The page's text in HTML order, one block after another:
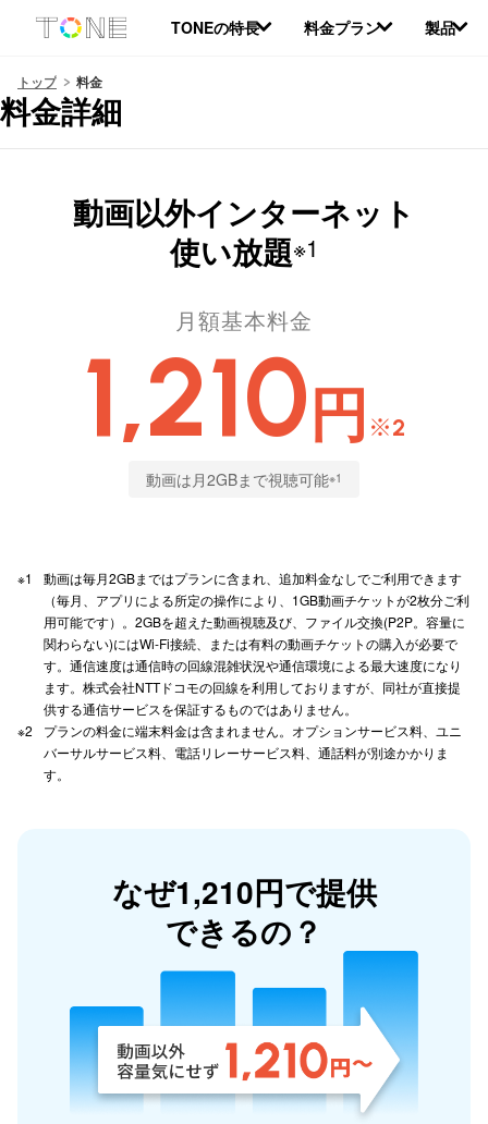
文
TONEの特長 料金プラン 製品
トップ 料金
料金詳細
動画以外インターネット
使い放題※1
月額基本料金
1,210 円 ※2
動画は月2GBまで視聴可能※1
動画は毎月2GBまではプランに含まれ、追加料金なしでご利用できます
（毎月、アプリによる所定の操作により、1GB動画チケットが2枚分ご利
用可能です）。2GBを超えた動画視聴及び、ファイル交換(P2P。容量に
関わらない)にはWi-Fi接続、または有料の動画チケットの購入が必要で
す。通信速度は通信時の回線混雑状況や通信環境による最大速度になり
ます。株式会社NTTドコモの回線を利用しておりますが、同社が直接提
供する通信サービスを保証するものではありません。
プランの料金に端末料金は含まれません。オプションサービス料、ユニ
バーサルサービス料、電話リレーサービス料、通話料が別途かかりま
す。
なぜ1,210円で提供
できるの？